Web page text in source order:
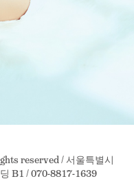
reserved / 서울특별시
B1 / 070-8817-1639